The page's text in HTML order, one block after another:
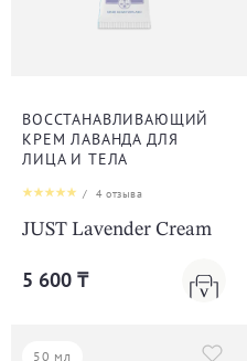
ВОССТАНАВЛИВАЮЩИЙ
КРЕМ ЛАВАНДА ДЛЯ
ЛИЦА И ТЕЛА
/ 4отзыва
JUST Lavender Cream
5 600 ₸
50 мл